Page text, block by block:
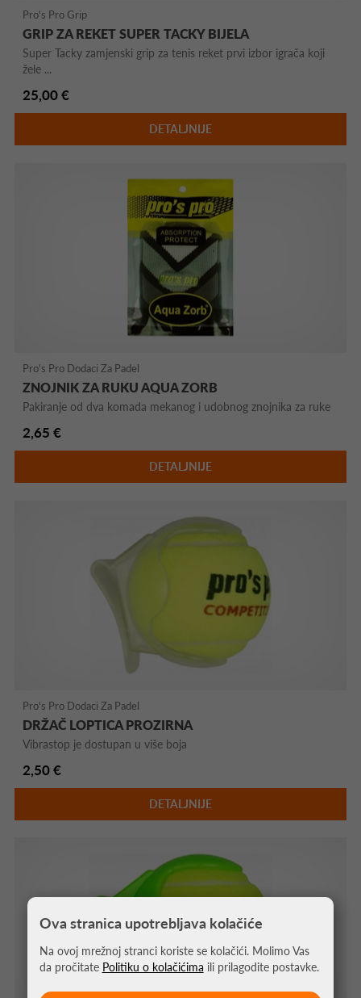
Pro's Pro Grip
GRIP ZA REKET SUPER TACKY BIJELA
Super Tacky zamjenski grip za tenis reket prvi izbor igrača koji
žele ...
25,00 €
DETALJNIJE
Pro's Pro Dodaci Za Padel
ZNOJNIK ZA RUKU AQUA ZORB
Pakiranje od dva komada mekanog i udobnog znojnika za ruke
2,65 €
DETALJNIJE
Pro's Pro Dodaci Za Padel
DRŽAČ LOPTICA PROZIRNA
Vibrastop je dostupan u više boja
2,50 €
DETALJNIJE
Ova stranica upotrebljava kolačiće
Na ovoj mrežnoj stranci koriste se kolačići. Molimo Vas
da pročitate Politiku o kolačićima ili prilagodite postavke.